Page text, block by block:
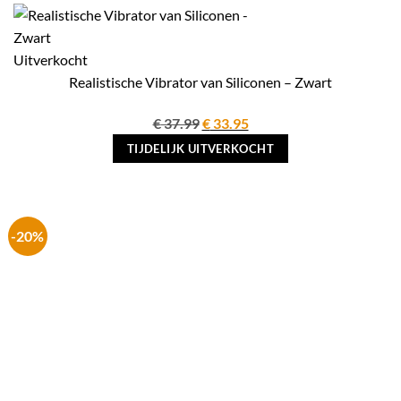
Uitverkocht
Realistische Vibrator van Siliconen – Zwart
€37.99Oorspronkelijke
prijs
was:
€33.95Huidige
prijs
is:
TIJDELIJK UITVERKOCHT
-20%